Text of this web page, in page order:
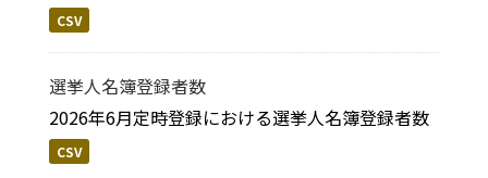
CSV
選挙人名簿登録者数
2026年6月定時登録における選挙人名簿登録者数
CSV